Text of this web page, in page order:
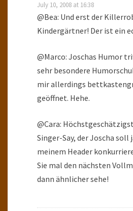
July 10, 2008 at 16:38
@Bea: Und erst der
Kindergärtner! Der ist ein
@Marco: Joschas Humor
sehr besondere
mir allerdings
geöffnet. Hehe.
@Cara:
Singer-Say, der Joscha
meinem Header
Sie mal den nächsten
dann ähnlicher sehe!